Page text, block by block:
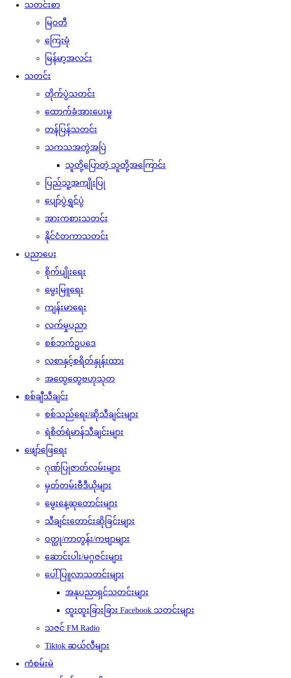
သတင်းစာ
မြဝတီ
ကြေးမုံ
မြန်မာ့အလင်း
သတင်း
တိုက်ပွဲသတင်း
ထောက်ခံအားပေးမှု
တန်ပြန်သတင်း
သကသအကွဲအပြဲ
သူတို့ပြောတဲ့ သူတို့အကြောင်း
ပြည်သူ့အကျိုးပြု
ပျော်ပွဲရွှင်ပွဲ
အားကစားသတင်း
နိုင်ငံတကာသတင်း
ပညာပေး
စိုက်ပျိုးရေး
မွေးမြူရေး
ကျန်းမာရေး
လက်မှုပညာ
စစ်ဘက်ဥပဒေ
လစာနှင့်စရိတ်နှုန်းထား
အထွေထွေဗဟုသုတ
စစ်ချီသီချင်း
စစ်သည်ရေး/ဆိုသီချင်းများ
ရဲစိတ်ရဲမာန်သီချင်းများ
ဖျော်ဖြေရေး
ဂုဏ်ပြုဇာတ်လမ်းများ
မှတ်တမ်းဗီဒီယိုများ
မွေးနေ့ဆုတောင်းများ
သီချင်းတောင်းဆိုခြင်းများ
ဝတ္ထု/ကာတွန်း/ကဗျာများ
ဆောင်းပါး/မဂ္ဂဇင်းများ
ပေါ်ပြူလာသတင်းများ
အနုပညာရှင်သတင်းများ
ထူးထူးခြားခြား Facebook သတင်းများ
သဇင် FM Radio
Tiktok ဆယ်လီများ
ကံစမ်းမဲ